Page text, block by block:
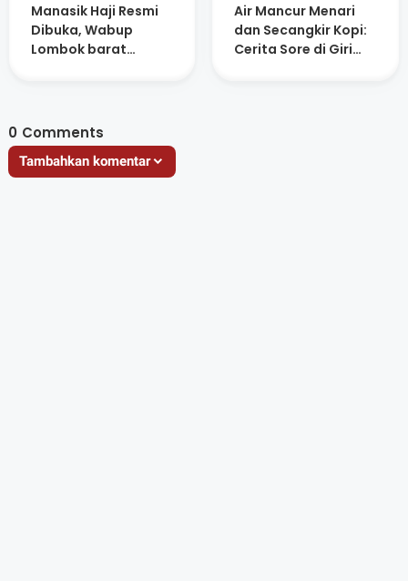
Manasik Haji Resmi
Dibuka, Wabup
Lombok barat
Air Mancur Menari
dan Secangkir Kopi:
Cerita Sore di Giri
0 Comments
Tambahkan komentar